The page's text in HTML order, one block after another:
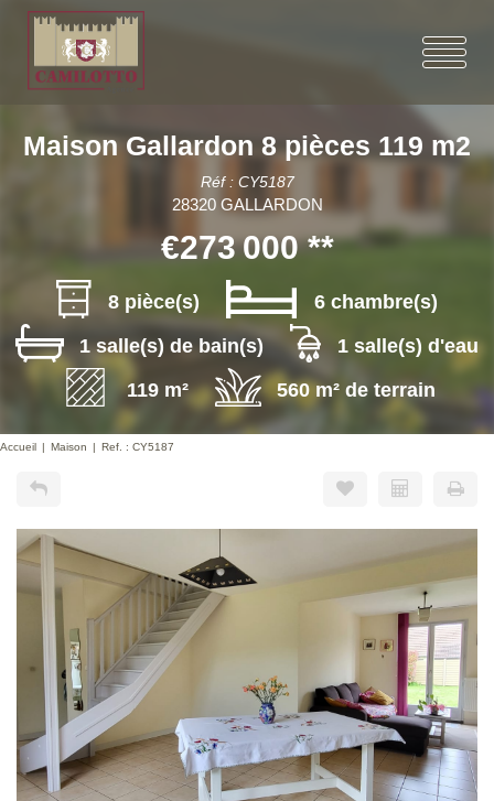
Maison Gallardon 8 pièces 119 m2
Réf : CY5187
28320 GALLARDON
€273 000 **
8 pièce(s)
6 chambre(s)
1 salle(s) de bain(s)
1 salle(s) d'eau
119 m²
560 m² de terrain
Accueil Maison Ref. : CY5187